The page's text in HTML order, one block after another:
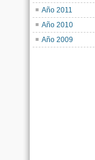
Año 2011
Año 2010
Año 2009